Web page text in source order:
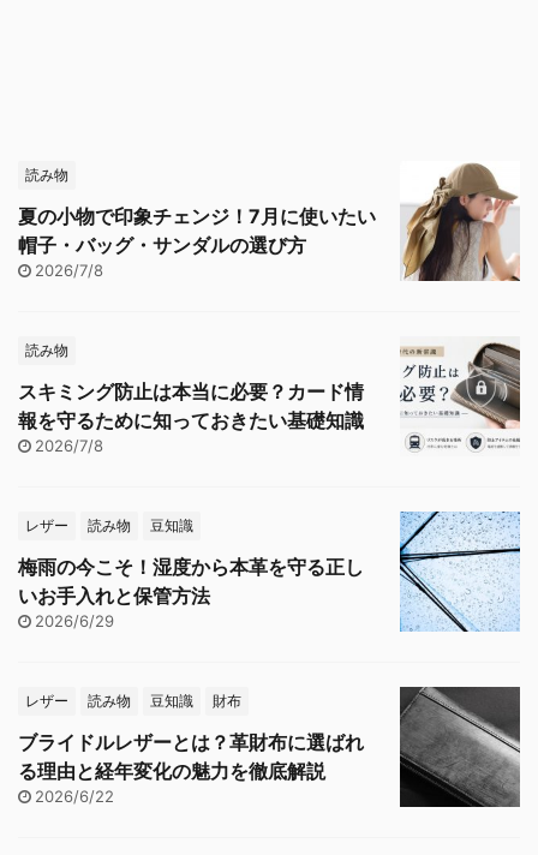
読み物
夏の小物で印象チェンジ！7月に使いたい
帽子・バッグ・サンダルの選び方
2026/7/8
読み物
スキミング防止は本当に必要？カード情
報を守るために知っておきたい基礎知識
2026/7/8
レザー 読み物 豆知識
梅雨の今こそ！湿度から本革を守る正し
いお手入れと保管方法
2026/6/29
レザー 読み物 豆知識 財布
ブライドルレザーとは？革財布に選ばれ
る理由と経年変化の魅力を徹底解説
2026/6/22